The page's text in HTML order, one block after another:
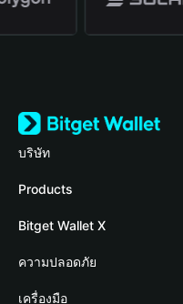
บริษัท
เกี่ยวกับ Bitget Wallet
Blog
Academy
ข่าวสารด้านคริปโต
Products
Crypto Card
Stablecoin Earn
Payfi Crypto
Bitget Wallet X
นักพัฒนา
เชื่อมต่อ Wallet
ความปลอดภัย
Protection Fund
เครื่องมือ